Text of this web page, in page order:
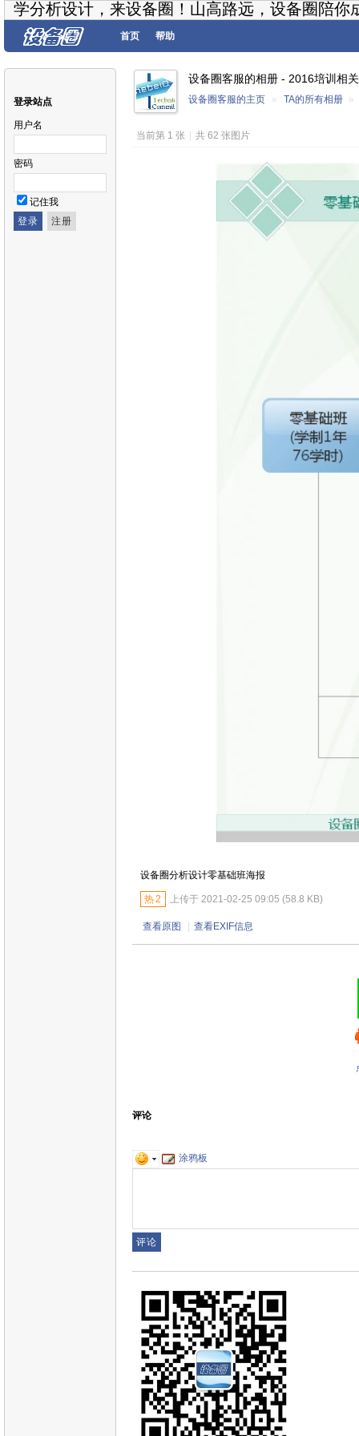
学分析设计，来设备圈！山高路远，设备圈陪你
首页 帮助
登录站点
用户名
密码
记住我
设备圈客服的相册 - 2016培训相关
设备圈客服的主页 » TA的所有相册 »
当前第 1 张 共 62 张图片
设备圈分析设计零基础班海报
热2 上传于 2021-02-25 09:05 (58.8 KB)
查看原图 | 查看EXIF信息
评论
涂鸦板